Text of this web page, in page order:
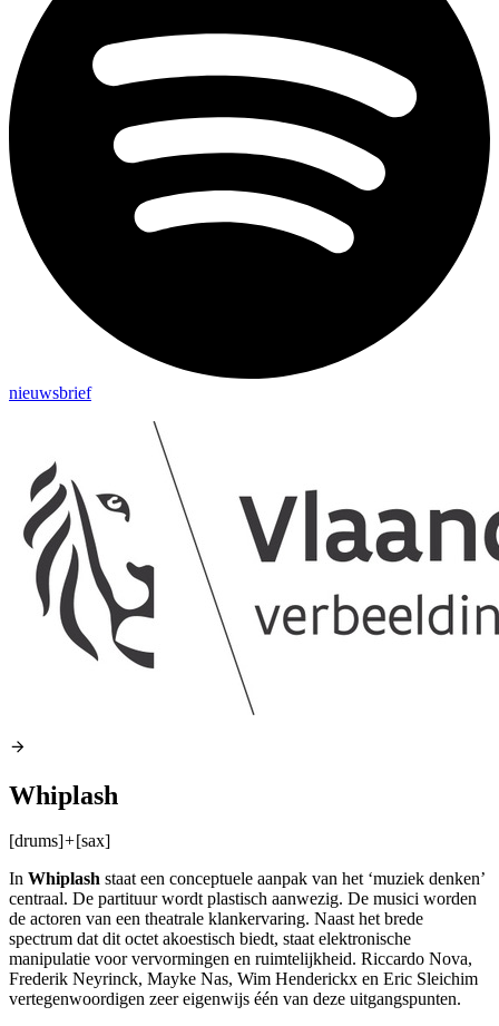
nieuwsbrief
Whiplash
[drums]+[sax]
In Whiplash staat een conceptuele aanpak van het ‘muziek denken’
centraal. De partituur wordt plastisch aanwezig. De musici worden
de actoren van een theatrale klankervaring. Naast het brede
spectrum dat dit octet akoestisch biedt, staat elektronische
manipulatie voor vervormingen en ruimtelijkheid. Riccardo Nova,
Frederik Neyrinck, Mayke Nas, Wim Henderickx en Eric Sleichim
vertegenwoordigen zeer eigenwijs één van deze uitgangspunten.